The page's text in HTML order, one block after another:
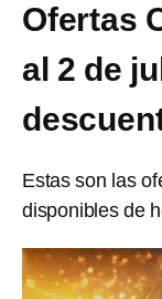
Ofertas
al 2 de
Estas son las
disponibles de